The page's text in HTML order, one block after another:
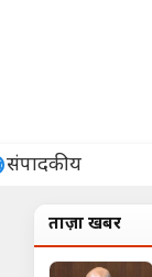
संपादकीय
ताज़ा खबरें